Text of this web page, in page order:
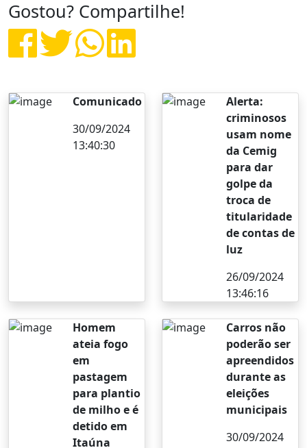
Gostou? Compartilhe!
Comunicado
30/09/2024
13:40:30
Alerta:
criminosos
usam nome
da Cemig
para dar
golpe da
troca de
titularidade
de contas de
luz
26/09/2024
13:46:16
Homem
ateia fogo
em
pastagem
para plantio
de milho e é
detido em
Itaúna
Carros não
poderão ser
apreendidos
durante as
eleições
municipais
30/09/2024